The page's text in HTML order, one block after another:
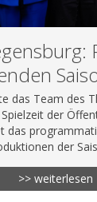
das Team des
der
das
der
>> weiterlesen